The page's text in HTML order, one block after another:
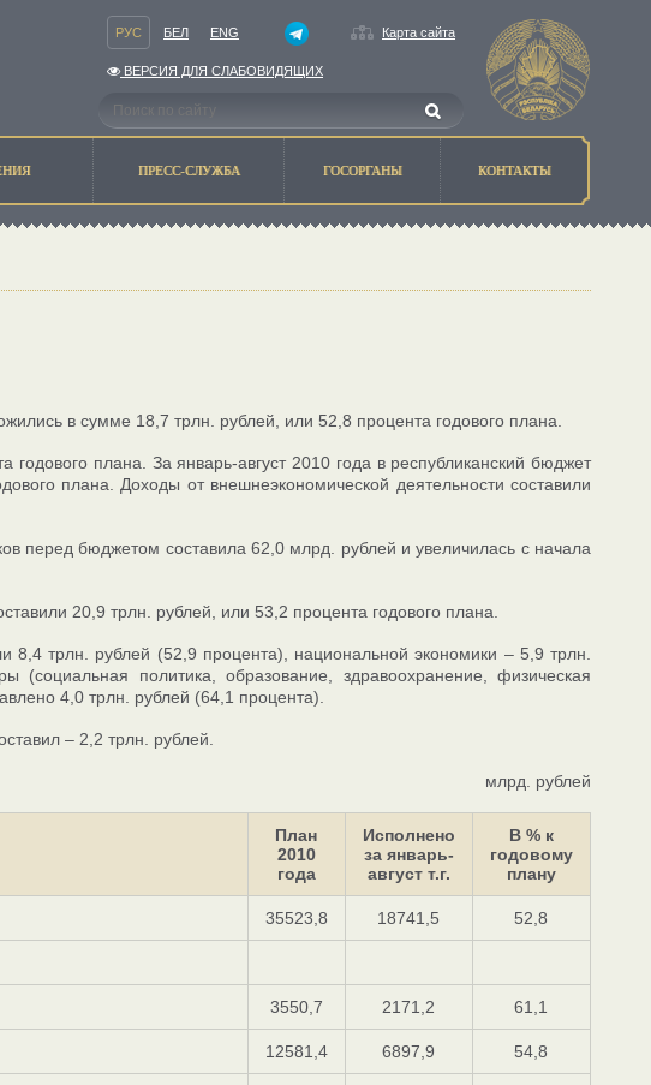
РУС БЕЛ ENG Карта сайта
ВЕРСИЯ ДЛЯ СЛАБОВИДЯЩИХ
ПРЕСС-СЛУЖБА ГОСОРГАНЫ КОНТАКТЫ
в сумме 18,7 трлн. рублей, или 52,8 процента годового плана.
плана. За январь-август 2010 года в республиканский бюджет
плана. Доходы от внешнеэкономической деятельности составили
перед бюджетом составила 62,0 млрд. рублей и увеличилась с начала
20,9 трлн. рублей, или 53,2 процента годового плана.
8,4 трлн. рублей (52,9 процента), национальной экономики – 5,9 трлн.
политика, образование, здравоохранение, физическая
4,0 трлн. рублей (64,1 процента).
– 2,2 трлн. рублей.
млрд. рублей
План
2010
года
Исполнено
за январь-
август т.г.
В % к
годовому
плану
35523,8 18741,5 52,8
3550,7 2171,2 61,1
12581,4 6897,9 54,8